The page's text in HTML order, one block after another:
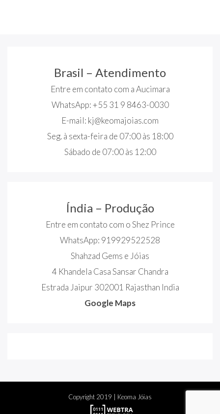
Brasil – Atendimento
Entre em contato com a Aucimara
WhatsApp: +55 31 9 8463-0030
E-mail: kj@keomajoias.com
Seg. à sexta-feira de 07:00 às 18:00
Sábado de 07:00 às 12:00
Índia – Produção
Entre em contato com o Shez Prince
WhatsApp: 919929522528
Shahzad Gems e Jóias
4 Khandela Casa Sansar Chandra
Estrada Jaipur 302001 Rajasthan India
Google Maps
Copyright 2019 | Keoma Jóias